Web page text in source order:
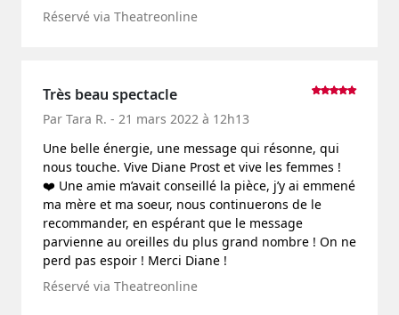
Réservé via Theatreonline
Très beau spectacle
Par Tara R. - 21 mars 2022 à 12h13
Une belle énergie, une message qui résonne, qui
nous touche. Vive Diane Prost et vive les femmes !
❤️ Une amie m’avait conseillé la pièce, j’y ai emmené
ma mère et ma soeur, nous continuerons de le
recommander, en espérant que le message
parvienne au oreilles du plus grand nombre ! On ne
perd pas espoir ! Merci Diane !
Réservé via Theatreonline